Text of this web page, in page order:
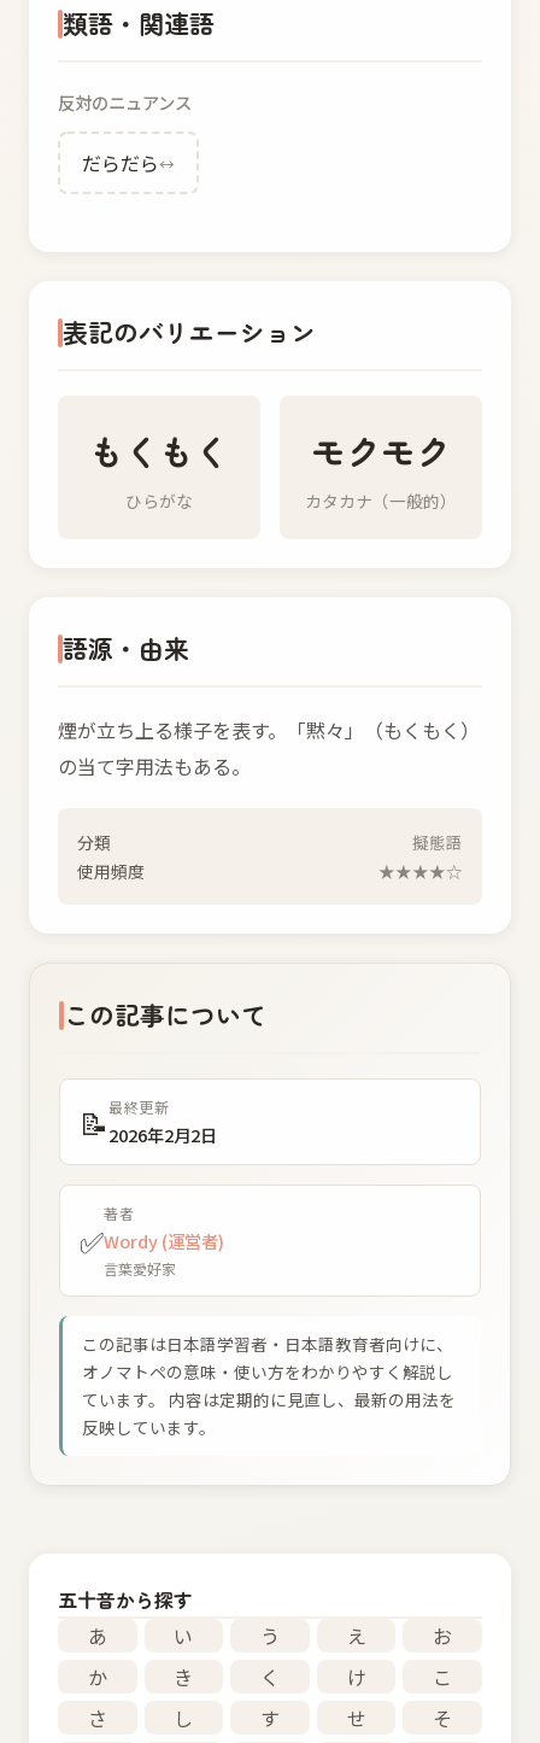
類語・関連語
反対のニュアンス
だらだら↔
表記のバリエーション
もくもく
ひらがな
モクモク
カタカナ（一般的）
語源・由来
煙が立ち上る様子を表す。「黙々」（もくもく）
の当て字用法もある。
分類
擬態語
使用頻度
★★★★☆
この記事について
📝最終更新
2026年2月2日
✅
著者
Wordy (運営者)
言葉愛好家
この記事は日本語学習者・日本語教育者向けに、
オノマトペの意味・使い方をわかりやすく解説し
ています。 内容は定期的に見直し、最新の用法を
反映しています。
五十音から探す
あ
い う え
お
か
き く け
こ
さ
し す せ
そ